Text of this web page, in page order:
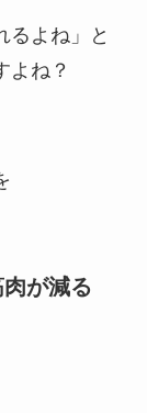
るよね」と
よね？
が減る